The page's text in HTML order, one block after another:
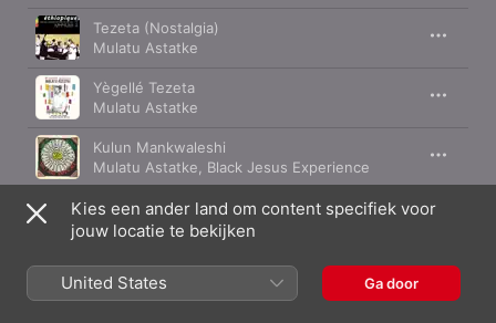
Tezeta (Nostalgia)
Mulatu Astatke
Yègellé Tezeta
Mulatu Astatke
Kulun Mankwaleshi
Mulatu Astatke
Black Jesus Experience
Yèkèrmo Sèw (A Man of Experience and
Wisdom)
Mulatu Astatke
Gubèlyé (My Gubel)
Mulatu Astatke
Kies een ander land om content specifiek voor
jouw locatie te bekijken
United States Ga door